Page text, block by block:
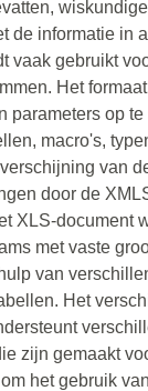
de informatie in
vaak gebruikt
Het
parameters op
macro's,
van
door de
XLS-document
met vaste
van
Het
zijn gemaakt
het gebruik